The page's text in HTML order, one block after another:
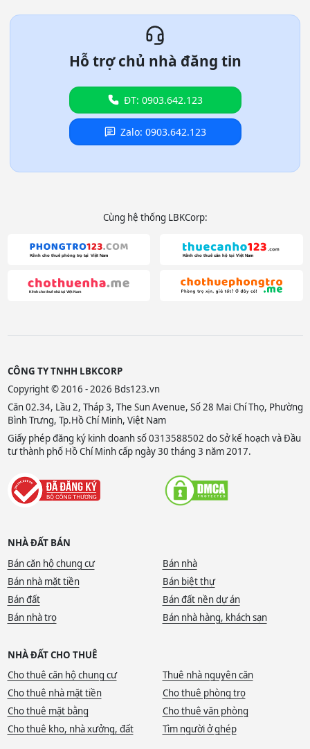
Hỗ trợ chủ nhà đăng tin
ĐT: 0903.642.123
Zalo: 0903.642.123
Cùng hệ thống LBKCorp:
CÔNG TY TNHH LBKCORP
Copyright © 2016 - 2026 Bds123.vn
Căn 02.34, Lầu 2, Tháp 3, The Sun Avenue, Số 28 Mai Chí Thọ, Phường
Bình Trưng, Tp.Hồ Chí Minh, Việt Nam
Giấy phép đăng ký kinh doanh số 0313588502 do Sở kế hoạch và Đầu
tư thành phố Hồ Chí Minh cấp ngày 30 tháng 3 năm 2017.
NHÀ ĐẤT BÁN
Bán căn hộ chung cư
Bán nhà
Bán nhà mặt tiền
Bán biệt thự
Bán đất
Bán đất nền dự án
Bán nhà trọ
Bán nhà hàng, khách sạn
NHÀ ĐẤT CHO THUÊ
Cho thuê căn hộ chung cư
Thuê nhà nguyên căn
Cho thuê nhà mặt tiền
Cho thuê phòng trọ
Cho thuê mặt bằng
Cho thuê văn phòng
Cho thuê kho, nhà xưởng, đất
Tìm người ở ghép